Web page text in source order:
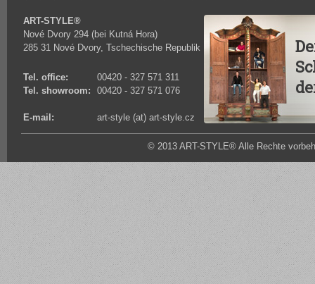
ART-STYLE®
Nové Dvory 294 (bei Kutná Hora)
285 31 Nové Dvory, Tschechische Republik
Tel. office:
Tel. showroom:
E-mail:
00420 - 327 571 311
00420 - 327 571 076
art-style (at) art-style.cz
© 2013 ART-STYLE® Alle Rechte